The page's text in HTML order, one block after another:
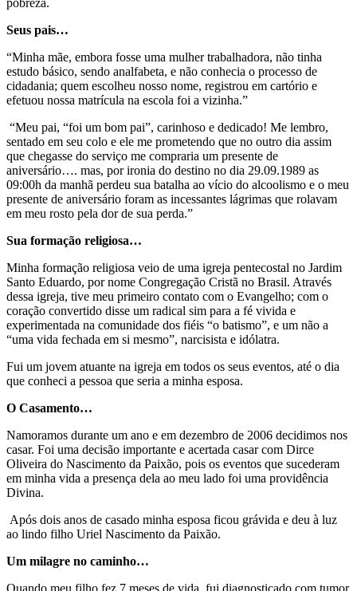
pobreza.
Seus pais…
“Minha mãe, embora fosse uma mulher trabalhadora, não tinha
estudo básico, sendo analfabeta, e não conhecia o processo de
cidadania; quem escolheu nosso nome, registrou em cartório e
efetuou nossa matrícula na escola foi a vizinha.”
“Meu pai, “foi um bom pai”, carinhoso e dedicado! Me lembro,
sentado em seu colo e ele me prometendo que no outro dia assim
que chegasse do serviço me compraria um presente de
aniversário…. mas, por ironia do destino no dia 29.09.1989 as
09:00h da manhã perdeu sua batalha ao vício do alcoolismo e o meu
presente de aniversário foram as incessantes lágrimas que rolavam
em meu rosto pela dor de sua perda.”
Sua formação religiosa…
Minha formação religiosa veio de uma igreja pentecostal no Jardim
Santo Eduardo, por nome Congregação Cristã no Brasil. Através
dessa igreja, tive meu primeiro contato com o Evangelho; com o
coração convertido disse um radical sim para a fé vivida e
experimentada na comunidade dos fiéis “o batismo”, e um não a
“uma vida fechada em si mesmo”, narcisista e idólatra.
Fui um jovem atuante na igreja em todos os seus eventos, até o dia
que conheci a pessoa que seria a minha esposa.
O Casamento…
Namoramos durante um ano e em dezembro de 2006 decidimos nos
casar. Foi uma decisão importante e acertada casar com Dirce
Oliveira do Nascimento da Paixão, pois os eventos que sucederam
em minha vida a presença dela ao meu lado foi uma providência
Divina.
Após dois anos de casado minha esposa ficou grávida e deu à luz
ao lindo filho Uriel Nascimento da Paixão.
Um milagre no caminho…